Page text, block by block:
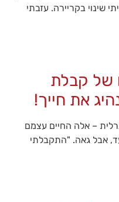
מ-20 שנה עשיתי שינוי בקריירה. עזבתי
של קבלת
את חייך!
– אלה החיים עצמם
אבל גאה. "התקבלתי